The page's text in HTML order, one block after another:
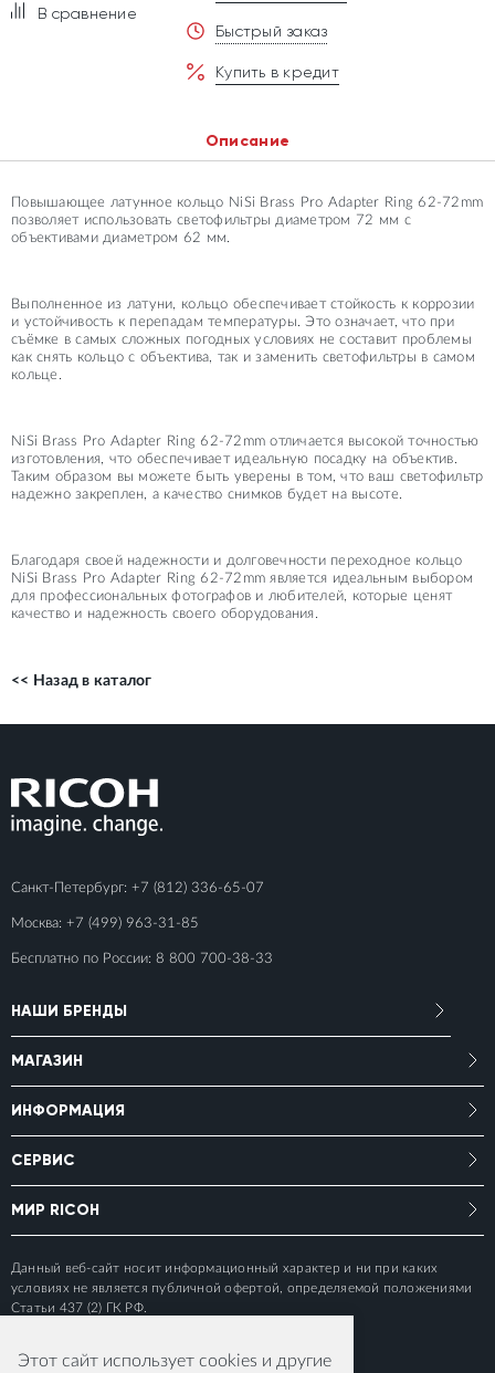
В сравнение
Быстрый заказ
Купить в кредит
Описание
Повышающее латунное кольцо NiSi Brass Pro Adapter Ring 62-72mm
позволяет использовать светофильтры диаметром 72 мм с
объективами диаметром 62 мм.
Выполненное из латуни, кольцо обеспечивает стойкость к коррозии
и устойчивость к перепадам температуры. Это означает, что при
съёмке в самых сложных погодных условиях не составит проблемы
как снять кольцо с объектива, так и заменить светофильтры в самом
кольце.
NiSi Brass Pro Adapter Ring 62-72mm отличается высокой точностью
изготовления, что обеспечивает идеальную посадку на объектив.
Таким образом вы можете быть уверены в том, что ваш светофильтр
надежно закреплен, а качество снимков будет на высоте.
Благодаря своей надежности и долговечности переходное кольцо
NiSi Brass Pro Adapter Ring 62-72mm является идеальным выбором
для профессиональных фотографов и любителей, которые ценят
качество и надежность своего оборудования.
<< Назад в каталог
Санкт-Петербург: +7 (812) 336-65-07
Москва: +7 (499) 963-31-85
Бесплатно по России: 8 800 700-38-33
НАШИ БРЕНДЫ
МАГАЗИН
ИНФОРМАЦИЯ
СЕРВИС
МИР RICOH
Данный веб-сайт носит информационный характер и ни при каких
условиях не является публичной офертой, определяемой положениями
Статьи 437 (2) ГК РФ.
Этот сайт использует cookies и другие